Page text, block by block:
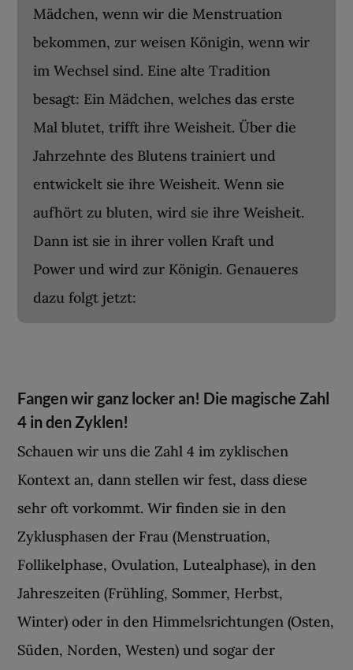
Mädchen, wenn wir die Menstruation
bekommen, zur weisen Königin, wenn wir
im Wechsel sind. Eine alte Tradition
besagt: Ein Mädchen, welches das erste
Mal blutet, trifft ihre Weisheit. Über die
Jahrzehnte des Blutens trainiert und
entwickelt sie ihre Weisheit. Wenn sie
aufhört zu bluten, wird sie ihre Weisheit.
Dann ist sie in ihrer vollen Kraft und
Power und wird zur Königin. Genaueres
dazu folgt jetzt:
Fangen wir ganz locker an! Die magische Zahl
4 in den Zyklen!
Schauen wir uns die Zahl 4 im zyklischen
Kontext an, dann stellen wir fest, dass diese
sehr oft vorkommt. Wir finden sie in den
Zyklusphasen der Frau (Menstruation,
Follikelphase, Ovulation, Lutealphase), in den
Jahreszeiten (Frühling, Sommer, Herbst,
Winter) oder in den Himmelsrichtungen (Osten,
Süden, Norden, Westen) und sogar der